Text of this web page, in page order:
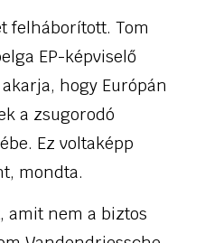
felháborított. Tom
EP-képviselő
hogy Európán
a zsugorodó
Ez voltaképp
mondta.
amit nem a biztos